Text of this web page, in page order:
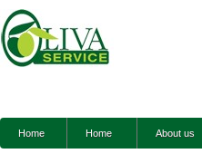
Home Home About us